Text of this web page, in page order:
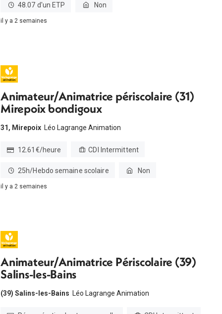
48.07 d'un ETP Non
il y a 2 semaines
Animateur/Animatrice périscolaire (31)
Mirepoix bondigoux
31, Mirepoix Léo Lagrange Animation
12.61€/heure CDI Intermittent
25h/Hebdo semaine scolaire Non
il y a 2 semaines
Animateur/Animatrice Périscolaire (39)
Salins-les-Bains
(39) Salins-les-Bains Léo Lagrange Animation